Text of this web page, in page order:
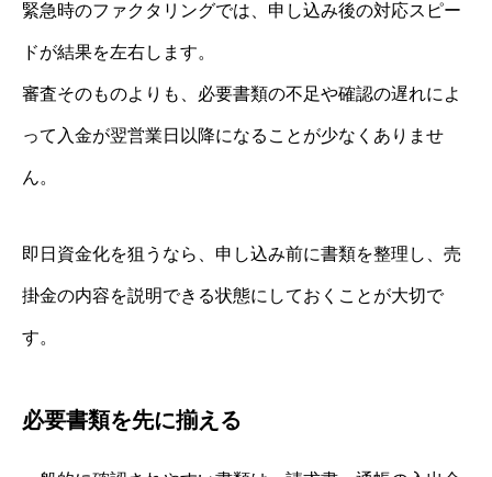
緊急時のファクタリングでは、申し込み後の対応スピー
ドが結果を左右します。
審査そのものよりも、必要書類の不足や確認の遅れによ
って入金が翌営業日以降になることが少なくありませ
ん。
即日資金化を狙うなら、申し込み前に書類を整理し、売
掛金の内容を説明できる状態にしておくことが大切で
す。
必要書類を先に揃える